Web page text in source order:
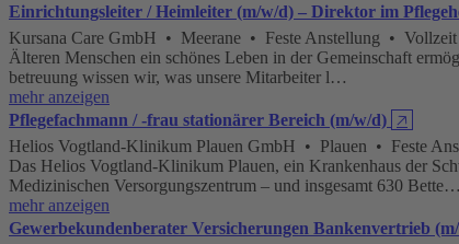
Einrichtungsleiter / Heimleiter (m/w/d) – Direktor im
Kursana Care GmbH • Meerane • Feste Anstellung •
Älteren Menschen ein schönes Leben in der Gemeinschaft
betreuung wissen wir, was unsere Mitarbeiter l…
mehr anzeigen
Pflegefachmann / -frau stationärer Bereich (m/w/d) 🡥
Helios Vogtland-Klinikum Plauen GmbH • Plauen • Feste
Das Helios Vogtland-Klinikum Plauen, ein Krankenhaus der
Medizinischen Versorgungszentrum – und insgesamt 630 Bette…
mehr anzeigen
Gewerbekundenberater Versicherungen Bankenvertrieb